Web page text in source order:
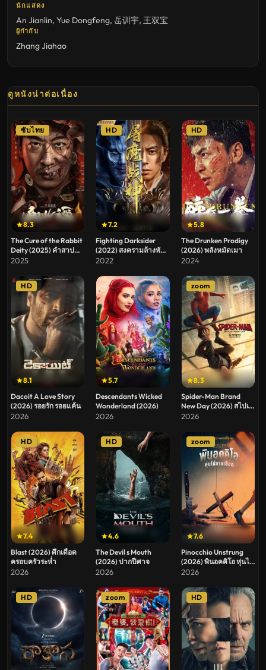
นักแสดง
An Jianlin, Yue Dongfeng, 岳训宇, 王双宝
ผู้กำกับ
Zhang Jiahao
ดูหนังน่าต่อเนื่อง
8.3
ซับไทย
The Cure of the Rabbit
Deity (2025) คำสาป
แห่งเทพกระต่าย
2025
7.2
HD
Fighting Darksider
(2022) สงครามล้างพันธุ์
ปีศาจ
2022
5.8
HD
The Drunken Prodigy
(2026) พลังหมัดเมา
2024
8.1
HD
Dacoit A Love Story
(2026) รอยรัก รอยแค้น
2026
5.7
Descendants Wicked
Wonderland (2026)
2026
8.3
zoom
Spider-Man Brand
New Day (2026) สไปเด
อร์แมน แบรนด์ นิว เดย์
2026
7.4
HD
Blast (2026) ศึกเดือด
ครอบครัวระห่ำ
2026
4.6
HD
The Devil s Mouth
(2026) ปากปีศาจ
2026
7.6
zoom
Pinocchio Unstrung
(2026) พินอคคิโอ หุ่นไม้
สายเชือด
2026
HD zoom HD